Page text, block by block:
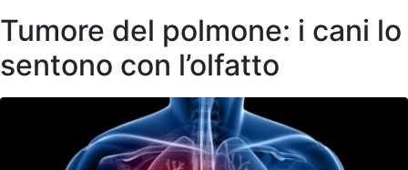
Tumore del polmone: i cani lo
sentono con l’olfatto